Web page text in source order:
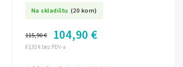
Na skladištu (20 kom)
83,92 € bez PDV-a
115,90 € 104,90 €